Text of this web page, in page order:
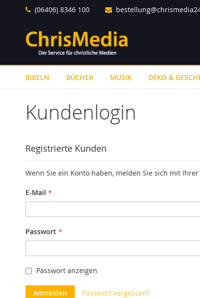
Direkt
Inhalt
(06406) 8346 100
BIBELN BÜCHER MUSIK DEKO &
Kundenlogin
Registrierte Kunden
Wenn Sie ein Konto haben, melden Sie sich mit
E-Mail
Passwort
Passwort anzeigen
Anmelden Passwort vergessen?